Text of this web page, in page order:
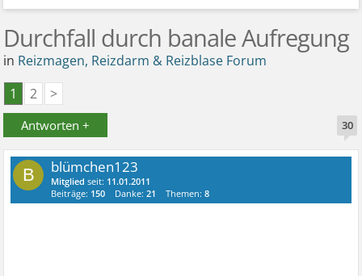
Durchfall durch banale Aufregung
in Reizmagen, Reizdarm & Reizblase Forum
1
2 >
Antworten + 30
B blümchen123
Mitglied seit: 11.01.2011
Beiträge: 150 Danke:21 Themen:8